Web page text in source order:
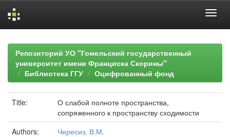
navigationРепозиторий УО "Гомельский государственный
университет имени Франциска Скорины"
Библиотека ГГУ
Оцифрованный фонд
Title:
О слабой полноте пространства,
сопряженного к пространству сходимости
Authors:
Чересиз, В.М.